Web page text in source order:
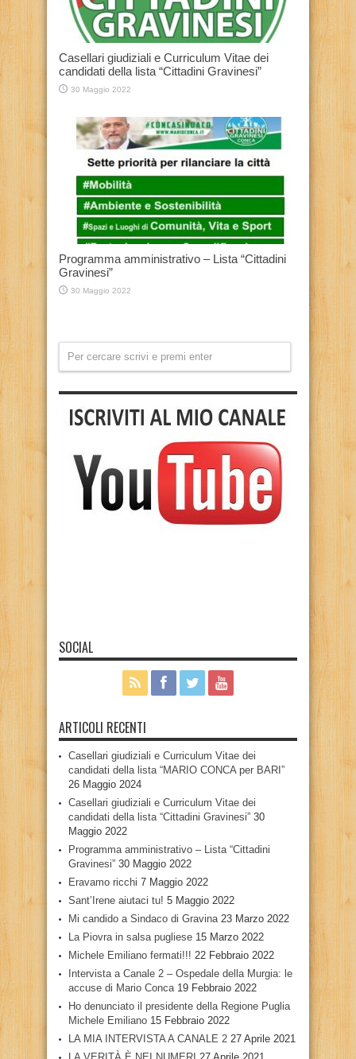
Casellari giudiziali e Curriculum Vitae dei
candidati della lista “Cittadini Gravinesi”
30 Maggio 2022
Programma amministrativo – Lista “Cittadini
Gravinesi”
30 Maggio 2022
SOCIAL
ARTICOLI RECENTI
Casellari giudiziali e Curriculum Vitae dei
candidati della lista “MARIO CONCA per BARI”
26 Maggio 2024
Casellari giudiziali e Curriculum Vitae dei
candidati della lista “Cittadini Gravinesi” 30
Maggio 2022
Programma amministrativo – Lista “Cittadini
Gravinesi” 30 Maggio 2022
Eravamo ricchi 7 Maggio 2022
Sant’Irene aiutaci tu! 5 Maggio 2022
Mi candido a Sindaco di Gravina 23 Marzo 2022
La Piovra in salsa pugliese 15 Marzo 2022
Michele Emiliano fermati!!! 22 Febbraio 2022
Intervista a Canale 2 – Ospedale della Murgia: le
accuse di Mario Conca 19 Febbraio 2022
Ho denunciato il presidente della Regione Puglia
Michele Emiliano 15 Febbraio 2022
LA MIA INTERVISTA A CANALE 2 27 Aprile 2021